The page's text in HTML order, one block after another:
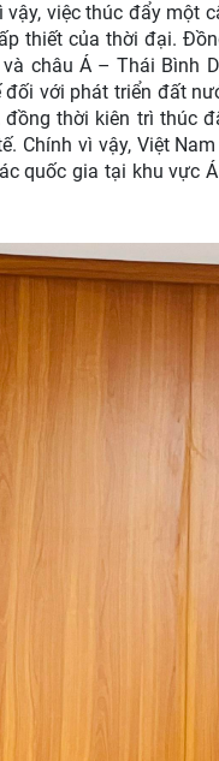
việc thúc đẩy một
thiết của thời đại.
châu Á – Thái Bình
với phát triển đất
thời kiên trì thúc
Chính vì vậy, Việt
quốc gia tại khu vực